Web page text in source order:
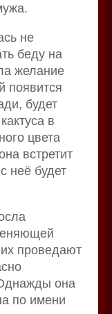
не
беду на
желание
появится
будет
в
цвета
встретит
неё будет
проведают
она
по имени